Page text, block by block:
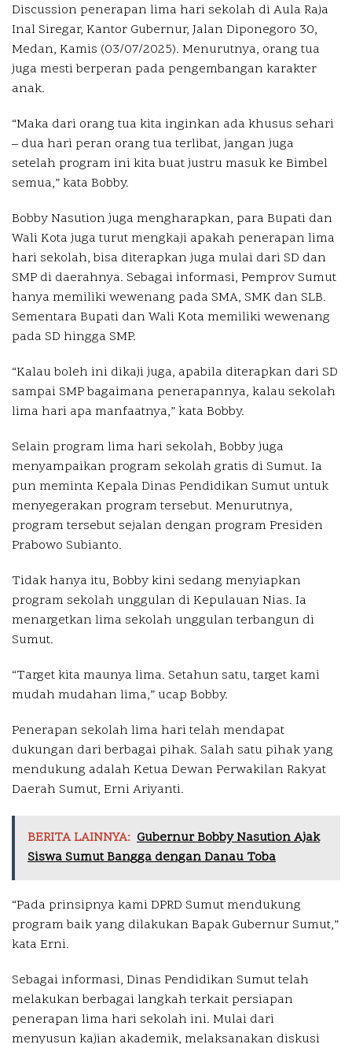
Discussion penerapan lima hari sekolah di Aula Raja
Inal Siregar, Kantor Gubernur, Jalan Diponegoro 30,
Medan, Kamis (03/07/2025). Menurutnya, orang tua
juga mesti berperan pada pengembangan karakter
anak.
“Maka dari orang tua kita inginkan ada khusus sehari
– dua hari peran orang tua terlibat, jangan juga
setelah program ini kita buat justru masuk ke Bimbel
semua,” kata Bobby.
Bobby Nasution juga mengharapkan, para Bupati dan
Wali Kota juga turut mengkaji apakah penerapan lima
hari sekolah, bisa diterapkan juga mulai dari SD dan
SMP di daerahnya. Sebagai informasi, Pemprov Sumut
hanya memiliki wewenang pada SMA, SMK dan SLB.
Sementara Bupati dan Wali Kota memiliki wewenang
pada SD hingga SMP.
“Kalau boleh ini dikaji juga, apabila diterapkan dari SD
sampai SMP bagaimana penerapannya, kalau sekolah
lima hari apa manfaatnya,” kata Bobby.
Selain program lima hari sekolah, Bobby juga
menyampaikan program sekolah gratis di Sumut. Ia
pun meminta Kepala Dinas Pendidikan Sumut untuk
menyegerakan program tersebut. Menurutnya,
program tersebut sejalan dengan program Presiden
Prabowo Subianto.
Tidak hanya itu, Bobby kini sedang menyiapkan
program sekolah unggulan di Kepulauan Nias. Ia
menargetkan lima sekolah unggulan terbangun di
Sumut.
“Target kita maunya lima. Setahun satu, target kami
mudah mudahan lima,” ucap Bobby.
Penerapan sekolah lima hari telah mendapat
dukungan dari berbagai pihak. Salah satu pihak yang
mendukung adalah Ketua Dewan Perwakilan Rakyat
Daerah Sumut, Erni Ariyanti.
BERITA LAINNYA: Gubernur Bobby Nasution Ajak
Siswa Sumut Bangga dengan Danau Toba
“Pada prinsipnya kami DPRD Sumut mendukung
program baik yang dilakukan Bapak Gubernur Sumut,”
kata Erni.
Sebagai informasi, Dinas Pendidikan Sumut telah
melakukan berbagai langkah terkait persiapan
penerapan lima hari sekolah ini. Mulai dari
menyusun kajian akademik, melaksanakan diskusi